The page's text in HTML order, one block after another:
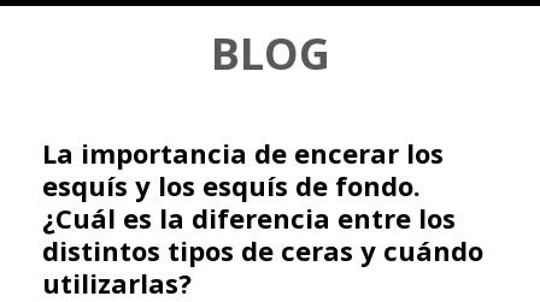
navigation
BLOG
La importancia de encerar los
esquís y los esquís de fondo.
¿Cuál es la diferencia entre los
distintos tipos de ceras y cuándo
utilizarlas?